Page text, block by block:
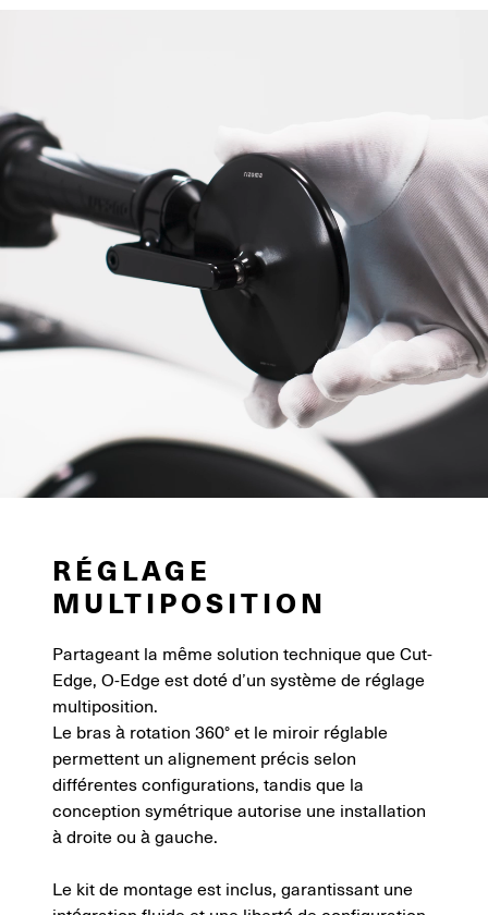
RÉGLAGE
MULTIPOSITION
Partageant la même solution technique que Cut-
Edge, O-Edge est doté d’un système de réglage
multiposition.
Le bras à rotation 360° et le miroir réglable
permettent un alignement précis selon
différentes configurations, tandis que la
conception symétrique autorise une installation
à droite ou à gauche.
Le kit de montage est inclus, garantissant une